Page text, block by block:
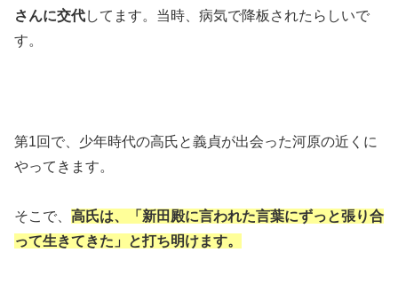
さんに交代してます。当時、病気で降板されたらしいで
す。
第1回で、少年時代の高氏と義貞が出会った河原の近くに
やってきます。
そこで、 高氏は、「新田殿に言われた言葉にずっと張り合
って生きてきた」と打ち明けます。